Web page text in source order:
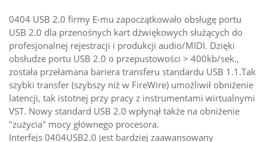
0404 USB 2.0 firmy E-mu zapoczątkowało obsługę portu
USB 2.0 dla przenośnych kart dźwiękowych służących do
profesjonalnej rejestracji i produkcji audio/MIDI. Dzięki
obsłudze portu USB 2.0 o przepustowości > 400kb/sek.,
została przełamana bariera transferu standardu USB 1.1.Tak
szybki transfer (szybszy niż w FireWire) umożliwił obniżenie
latencji, tak istotnej przy pracy z instrumentami wirtualnymi
VST. Nowy standard USB 2.0 wpłynął także na obniżenie
"zużycia" mocy głównego procesora.
Interfejs 0404USB2.0 jest bardziej zaawansowany